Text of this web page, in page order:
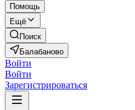
Помощь
Ещё
Поиск
Балабаново
Войти
Войти
Зарегистрироваться